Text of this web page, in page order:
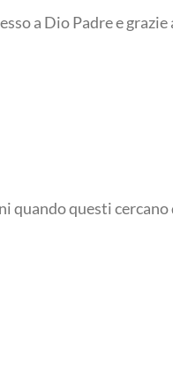
a Dio Padre e
quando questi